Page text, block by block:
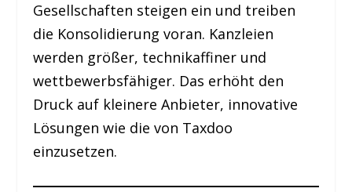
Gesellschaften steigen ein und treiben
die Konsolidierung voran. Kanzleien
werden größer, technikaffiner und
wettbewerbsfähiger. Das erhöht den
Druck auf kleinere Anbieter, innovative
Lösungen wie die von Taxdoo
einzusetzen.